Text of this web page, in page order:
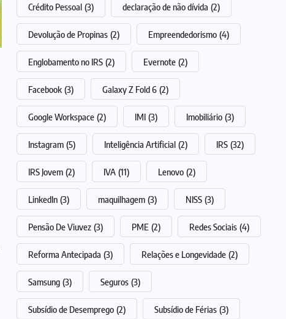
Crédito Pessoal (3) declaração de não dívida (2)
Devolução de Propinas (2) Empreendedorismo (4)
Englobamento no IRS (2) Evernote (2)
Facebook (3) Galaxy Z Fold 6 (2)
Google Workspace (2) IMI (3) Imobiliário (3)
Instagram (5) Inteligência Artificial (2) IRS (32)
IRS Jovem (2) IVA (11) Lenovo (2)
LinkedIn (3) maquilhagem (3) NISS (3)
Pensão De Viuvez (3) PME (2) Redes Sociais (4)
Reforma Antecipada (3) Relações e Longevidade (2)
Samsung (3) Seguros (3)
Subsídio de Desemprego (2) Subsídio de Férias (3)